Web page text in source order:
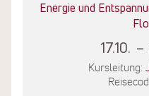
Energie und
17.10. –
Kursleitung: